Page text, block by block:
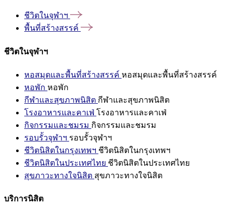
ชีวิตในจุฬาฯ
พื้นที่สร้างสรรค์
ชีวิตในจุฬาฯ
หอสมุดและพื้นที่สร้างสรรค์ หอสมุดและพื้นที่สร้างสรรค์
หอพัก หอพัก
กีฬาและสุขภาพนิสิต กีฬาและสุขภาพนิสิต
โรงอาหารและคาเฟ่ โรงอาหารและคาเฟ่
กิจกรรมและชมรม กิจกรรมและชมรม
รอบรั้วจุฬาฯ รอบรั้วจุฬาฯ
ชีวิตนิสิตในกรุงเทพฯ ชีวิตนิสิตในกรุงเทพฯ
ชีวิตนิสิตในประเทศไทย ชีวิตนิสิตในประเทศไทย
สุขภาวะทางใจนิสิต สุขภาวะทางใจนิสิต
บริการนิสิต